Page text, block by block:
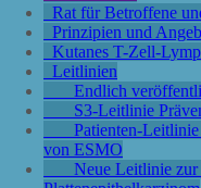
Rat für Betroffene
Prinzipien und
Kutanes T-Zell-
Leitlinien
Endlich
S3-Leitlinie
Patienten-
von ESMO
Neue Leitlinie